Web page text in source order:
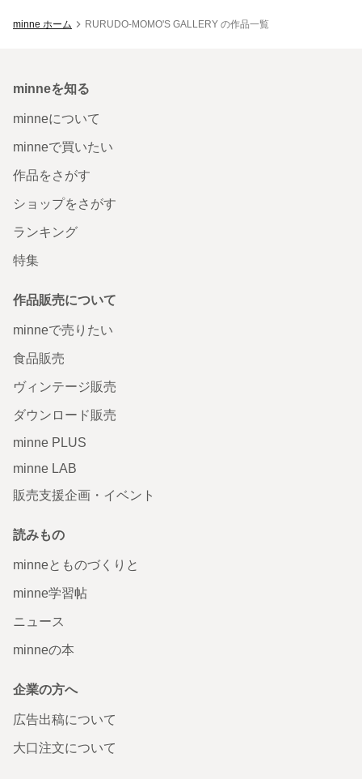
minne ホーム RURUDO-MOMO'S GALLERY の作品一覧
minneを知る
minneについて
minneで買いたい
作品をさがす
ショップをさがす
ランキング
特集
作品販売について
minneで売りたい
食品販売
ヴィンテージ販売
ダウンロード販売
minne PLUS
minne LAB
販売支援企画・イベント
読みもの
minneとものづくりと
minne学習帖
ニュース
minneの本
企業の方へ
広告出稿について
大口注文について